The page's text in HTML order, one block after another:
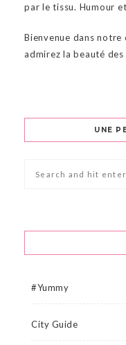
par le tissu. Humour
Bienvenue dans
admirez la beauté
UNE
#Yummy
City Guide